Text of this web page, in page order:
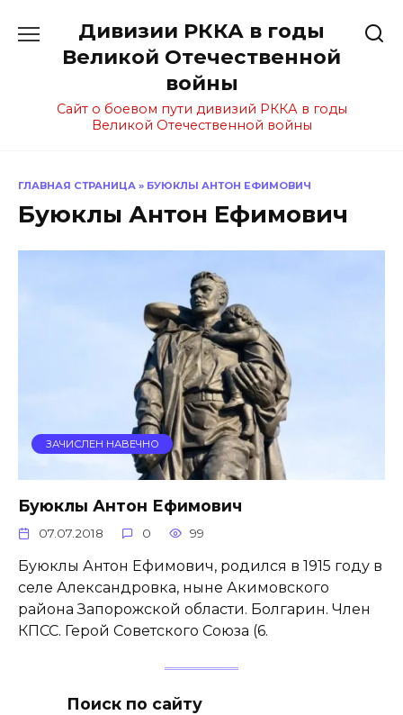
содержанию
Дивизии РККА в годы
Великой Отечественной
войны
Сайт о боевом пути дивизий РККА в годы
Великой Отечественной войны
ГЛАВНАЯ СТРАНИЦА » БУЮКЛЫ АНТОН ЕФИМОВИЧ
Буюклы Антон Ефимович
ЗАЧИСЛЕН НАВЕЧНО
Буюклы Антон Ефимович
07.07.2018 0 99
Буюклы Антон Ефимович, родился в 1915 году в
селе Александровка, ныне Акимовского
района Запорожской области. Болгарин. Член
КПСС. Герой Советского Союза (6.
Поиск по сайту